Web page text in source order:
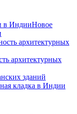
Новое
архитектурных
зданий
кладка в Индии